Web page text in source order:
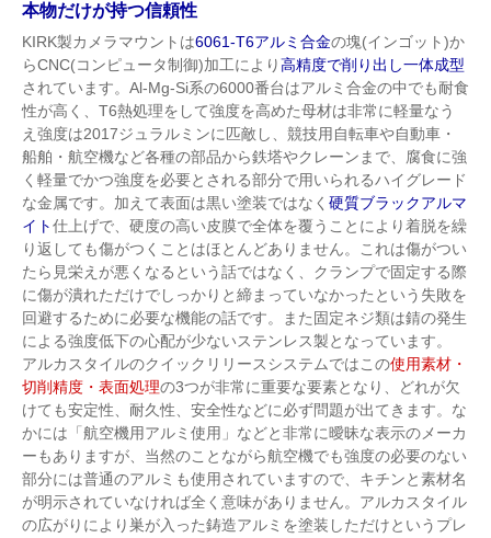
本物だけが持つ信頼性
KIRK製カメラマウントは6061-T6アルミ合金の塊(インゴット)か
らCNC(コンピュータ制御)加工により高精度で削り出し一体成型
されています。Al-Mg-Si系の6000番台はアルミ合金の中でも耐食
性が高く、T6熱処理をして強度を高めた母材は非常に軽量なう
え強度は2017ジュラルミンに匹敵し、競技用自転車や自動車・
船舶・航空機など各種の部品から鉄塔やクレーンまで、腐食に強
く軽量でかつ強度を必要とされる部分で用いられるハイグレード
な金属です。加えて表面は黒い塗装ではなく 硬質ブラックアルマ
イト仕上げで、硬度の高い皮膜で全体を覆うことにより着脱を繰
り返しても傷がつくことはほとんどありません。これは傷がつい
たら見栄えが悪くなるという話ではなく、クランプで固定する際
に傷が潰れただけでしっかりと締まっていなかったという失敗を
回避するために必要な機能の話です。また固定ネジ類は錆の発生
による強度低下の心配が少ないステンレス製となっています。
アルカスタイルのクイックリリースシステムではこの使用素材・
切削精度・表面処理の3つが非常に重要な要素となり、どれが欠
けても安定性、耐久性、安全性などに必ず問題が出てきます。な
かには「航空機用アルミ使用」などと非常に曖昧な表示のメーカ
ーもありますが、当然のことながら航空機でも強度の必要のない
部分には普通のアルミも使用されていますので、キチンと素材名
が明示されていなければ全く意味がありません。アルカスタイル
の広がりにより巣が入った鋳造アルミを塗装しただけというプレ